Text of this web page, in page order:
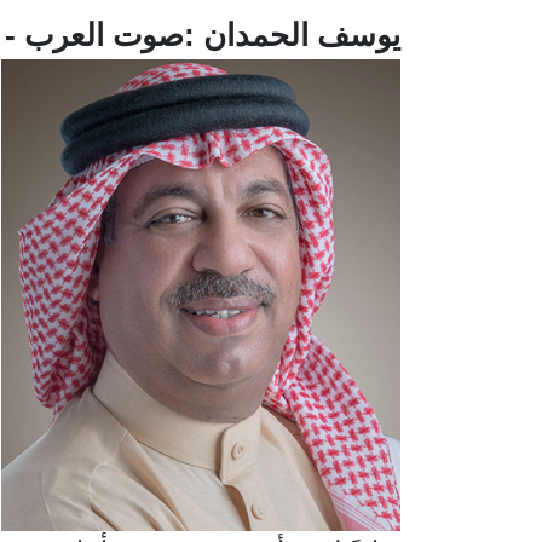
يوسف الحمدان :صوت العرب -